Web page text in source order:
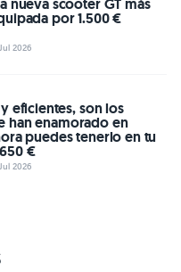
nueva scooter GT más
por 1.500 €
2026
eficientes, son los
han enamorado en
puedes tenerlo en tu
€
2026